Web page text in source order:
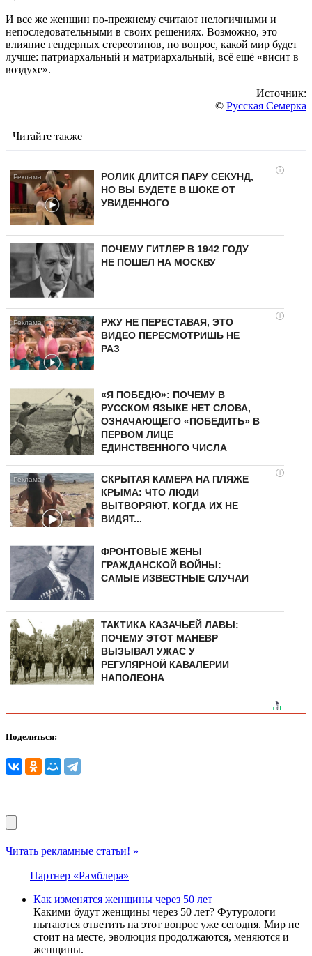
И все же женщин по-прежнему считают нелогичными и
непоследовательными в своих решениях. Возможно, это
влияние гендерных стереотипов, но вопрос, какой мир будет
лучше: патриархальный и матриархальный, всё ещё «висит в
воздухе».
Источник:
© Русская Семерка
Читайте также
i
РОЛИК ДЛИТСЯ ПАРУ СЕКУНД,
НО ВЫ БУДЕТЕ В ШОКЕ ОТ
УВИДЕННОГО
ПОЧЕМУ ГИТЛЕР В 1942 ГОДУ
НЕ ПОШЕЛ НА МОСКВУ
i
РЖУ НЕ ПЕРЕСТАВАЯ, ЭТО
ВИДЕО ПЕРЕСМОТРИШЬ НЕ
РАЗ
«Я ПОБЕДЮ»: ПОЧЕМУ В
РУССКОМ ЯЗЫКЕ НЕТ СЛОВА,
ОЗНАЧАЮЩЕГО «ПОБЕДИТЬ» В
ПЕРВОМ ЛИЦЕ
ЕДИНСТВЕННОГО ЧИСЛА
i
СКРЫТАЯ КАМЕРА НА ПЛЯЖЕ
КРЫМА: ЧТО ЛЮДИ
ВЫТВОРЯЮТ, КОГДА ИХ НЕ
ВИДЯТ...
ФРОНТОВЫЕ ЖЕНЫ
ГРАЖДАНСКОЙ ВОЙНЫ:
САМЫЕ ИЗВЕСТНЫЕ СЛУЧАИ
ТАКТИКА КАЗАЧЬЕЙ ЛАВЫ:
ПОЧЕМУ ЭТОТ МАНЕВР
ВЫЗЫВАЛ УЖАС У
РЕГУЛЯРНОЙ КАВАЛЕРИИ
НАПОЛЕОНА
Поделиться:
Читать рекламные статьи! »
Партнер «Рамблера»
Как изменятся женщины через 50 лет
Какими будут женщины через 50 лет? Футурологи
пытаются ответить на этот вопрос уже сегодня. Мир не
стоит на месте, эволюция продолжаются, меняются и
женщины.